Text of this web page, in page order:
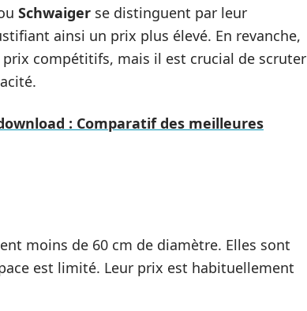
Schwaiger se distinguent par leur
ainsi un prix plus élevé. En revanche,
compétitifs, mais il est crucial de scruter
: Comparatif des meilleures
moins de 60 cm de diamètre. Elles sont
est limité. Leur prix est habituellement